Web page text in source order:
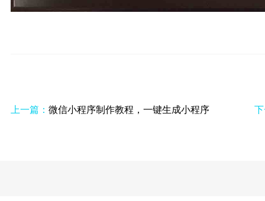
上一篇： 微信小程序制作教程，一键生成小程序